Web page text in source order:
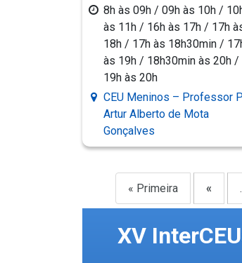
8h às 09h / 09h às 10h /
às 11h / 16h às 17h / 17h
18h / 17h às 18h30min /
às 19h / 18h30min às 20h /
19h às 20h
CEU Meninos – Professor
Artur Alberto de Mota
Gonçalves
« Primeira «
XV